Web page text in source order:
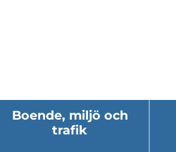
Boende, miljö och
trafik